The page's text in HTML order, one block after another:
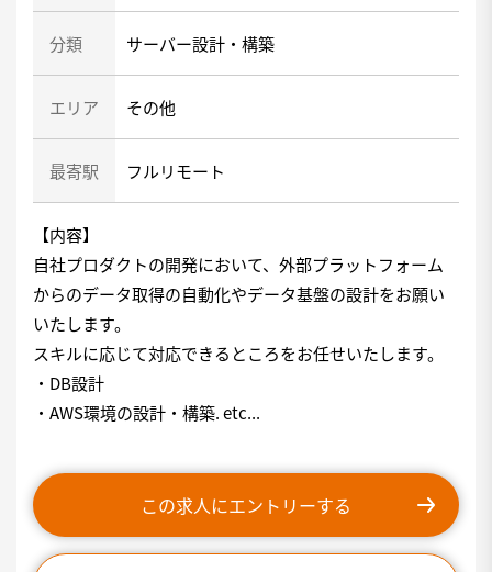
分類 サーバー設計・構築
エリア その他
最寄駅 フルリモート
【内容】
自社プロダクトの開発において、外部プラットフォーム
からのデータ取得の自動化やデータ基盤の設計をお願い
いたします。
スキルに応じて対応できるところをお任せいたします。
・DB設計
・AWS環境の設計・構築. etc...
この求人にエントリーする